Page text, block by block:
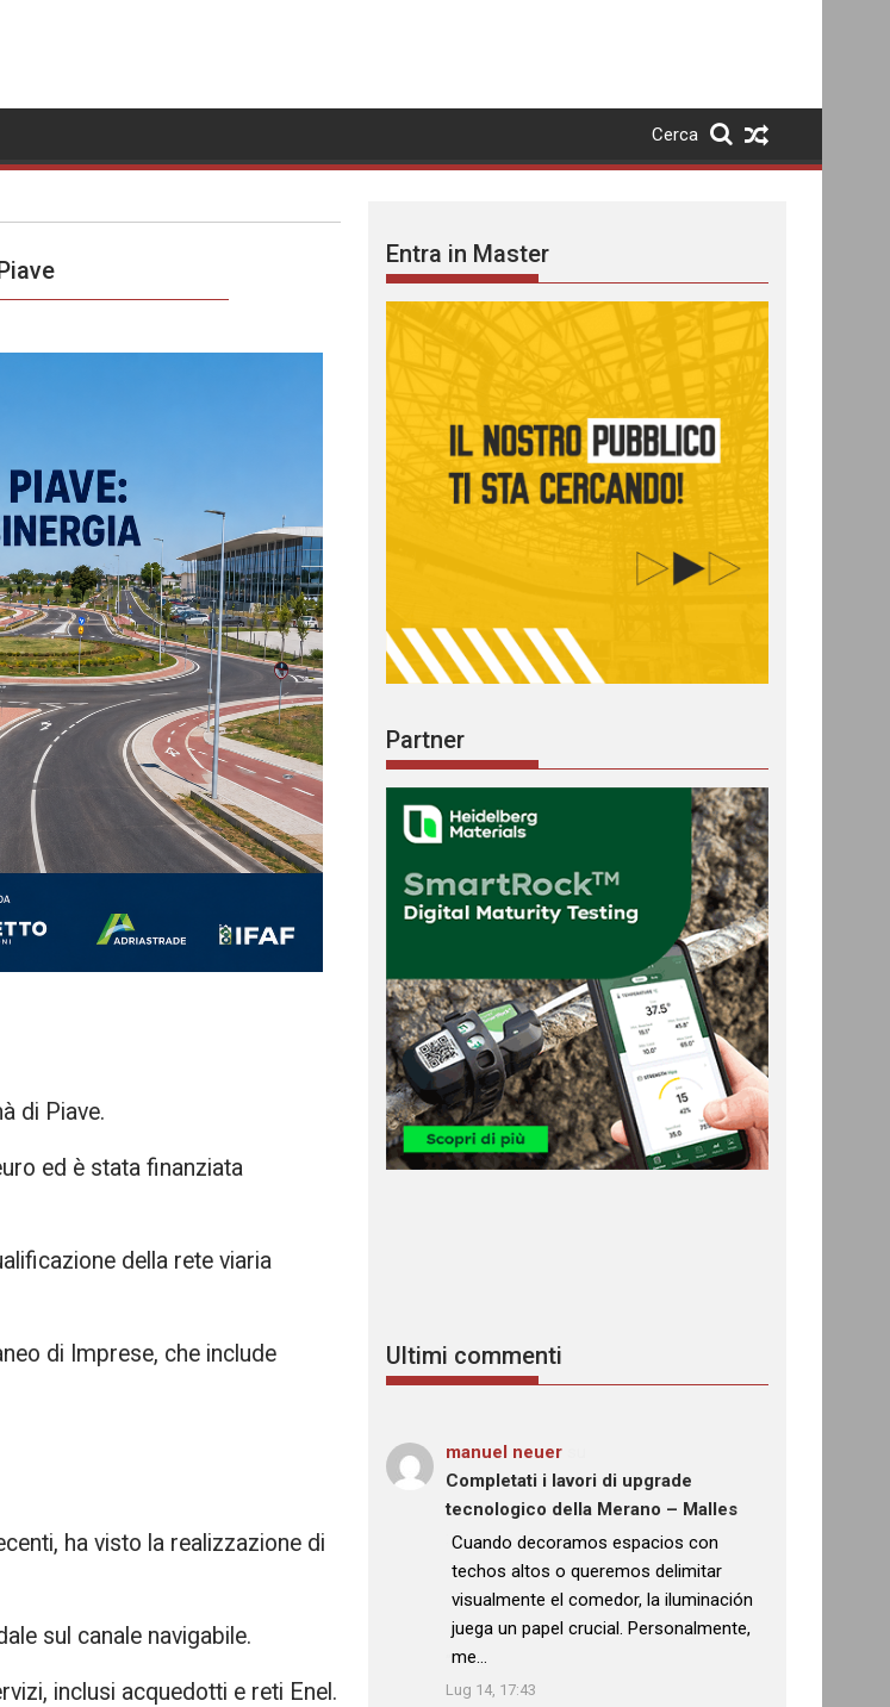
Cerca
di Piave.
ed è stata finanziata
della rete viaria
di Imprese, che include
ha visto la realizzazione di
sul canale navigabile.
inclusi acquedotti e reti Enel.
Entra in Master
Partner
Ultimi commenti
manuel neuer
Completati i lavori di upgrade
tecnologico della Merano – Malles
: “
Cuando decoramos espacios con
techos altos o queremos delimitar
visualmente el comedor, la iluminación
juega un papel crucial. Personalmente,
me…
Lug 14, 17:43